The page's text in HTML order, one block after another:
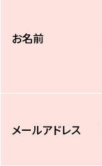
お名前
メールアドレス